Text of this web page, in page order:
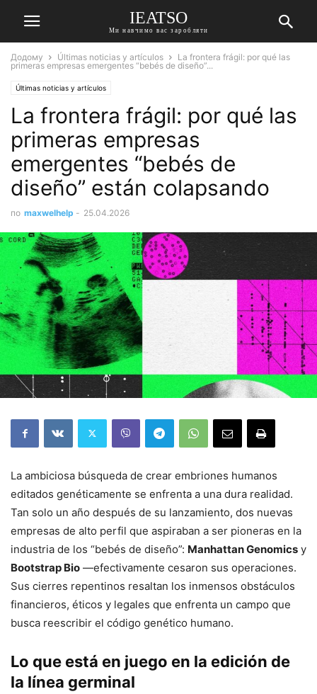
IEATSO
Ми навчимо вас заробляти
Додому Últimas noticias y artículos
La frontera frágil: por qué las
primeras empresas emergentes “bebés de diseño”...
Últimas noticias y artículos
La frontera frágil: por qué las
primeras empresas
emergentes “bebés de
diseño” están colapsando
по maxwelhelp - 25.04.2026
La ambiciosa búsqueda de crear embriones humanos
editados genéticamente se enfrenta a una dura realidad.
Tan solo un año después de su lanzamiento, dos nuevas
empresas de alto perfil que aspiraban a ser pioneras en la
industria de los “bebés de diseño”: Manhattan Genomics y
Bootstrap Bio —efectivamente cesaron sus operaciones.
Sus cierres repentinos resaltan los inmensos obstáculos
financieros, éticos y legales que enfrenta un campo que
busca reescribir el código genético humano.
Lo que está en juego en la edición de
la línea germinal